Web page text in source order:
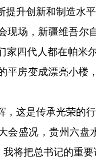
提升创新和制造水
现场，新疆维吾尔
家四代人都在帕
平房变成漂亮小楼
，这是传承光荣的
会盛况，贵州六盘
我将把总书记的重